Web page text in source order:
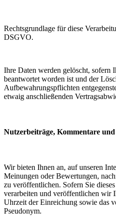
Rechtsgrundlage für diese
DSGVO.
Ihre Daten werden gelöscht, sofern
beantwortet worden ist und der
Aufbewahrungspflichten
etwaig anschließenden
Nutzerbeiträge, Kommentare
Wir bieten Ihnen an, auf unseren
Meinungen oder Bewertungen,
zu veröffentlichen. Sofern Sie
verarbeiten und veröffentlichen wir
Uhrzeit der Einreichung sowie das
Pseudonym.